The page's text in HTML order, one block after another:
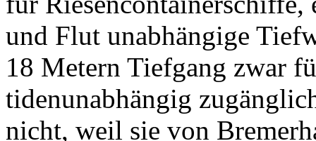
und Flut unabhängige
18 Metern Tiefgang zwar
tidenunabhängig
nicht, weil sie von